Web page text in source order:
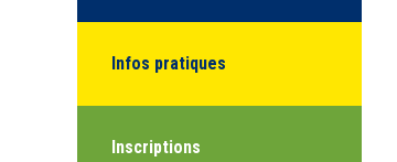
Infos pratiques
Inscriptions